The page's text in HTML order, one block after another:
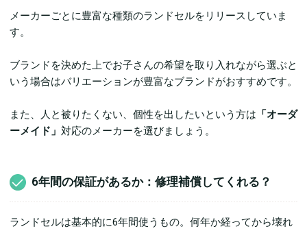
メーカーごとに豊富な種類のランドセルをリリースしていま
す。
ブランドを決めた上でお子さんの希望を取り入れながら選ぶと
いう場合はバリエーションが豊富なブランドがおすすめです。
また、人と被りたくない、個性を出したいという方は 「オーダ
ーメイド」 対応のメーカーを選びましょう。
6年間の保証があるか：修理補償してくれる？
ランドセルは基本的に6年間使うもの。何年か経ってから壊れ